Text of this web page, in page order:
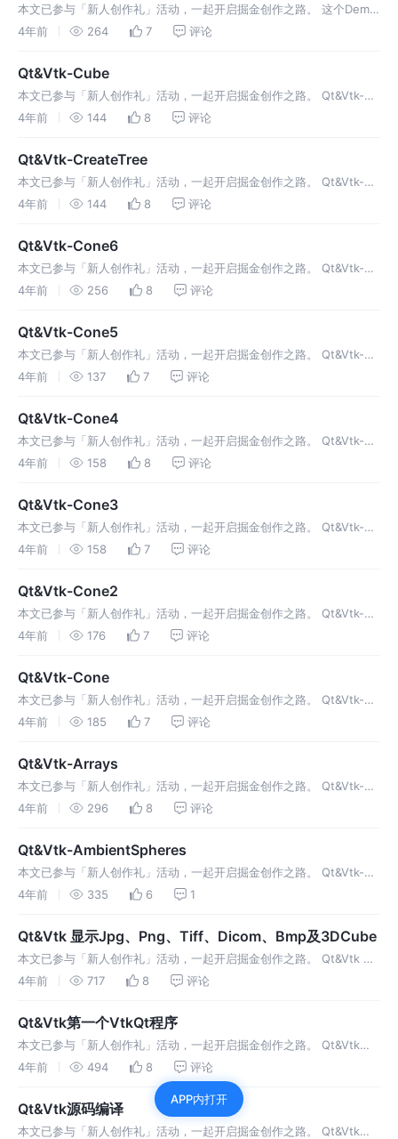
本文已参与「新人创作礼」活动，一起开启掘金创作之路。 这个Demo
已经拖了好久好久了，今天整理文章的时候，发现躲不过了呀，前面的
4年前 264 7 评论
Qt&Vtk-Cube
本文已参与「新人创作礼」活动，一起开启掘金创作之路。 Qt&Vtk-
Cube1 代码搬运1.1 cube.h1.2 cube.cpp2 运行效果★ 源码 ★
4年前 144 8 评论
Qt&Vtk-CreateTree
本文已参与「新人创作礼」活动，一起开启掘金创作之路。 Qt&Vtk-
CreateTree1 代码搬运1.1createtree.h1.2 createtree.cpp2 运行效果3
4年前 144 8 评论
Qt&Vtk-Cone6
本文已参与「新人创作礼」活动，一起开启掘金创作之路。 Qt&Vtk-
Cone61 代码搬运1.1 cone6.h1.2 cone6.cpp2 运行效果3 知识点3.1
4年前 256 8 评论
Qt&Vtk-Cone5
本文已参与「新人创作礼」活动，一起开启掘金创作之路。 Qt&Vtk-
Cone51 代码搬运1 cone5.h1.2 cone5.cpp2 运行效果2.1 需要调整函
4年前 137 7 评论
Qt&Vtk-Cone4
本文已参与「新人创作礼」活动，一起开启掘金创作之路。 Qt&Vtk-
Cone41 代码搬运1.1 cone4.h1.2 cone4.cpp2 运行效果3 知识点3.1
4年前 158 8 评论
Qt&Vtk-Cone3
本文已参与「新人创作礼」活动，一起开启掘金创作之路。 Qt&Vtk-
Cone31 代码搬运1.1 cone3.h1.2 cone3.cpp2 运行效果3 知识点★ 源
4年前 158 7 评论
Qt&Vtk-Cone2
本文已参与「新人创作礼」活动，一起开启掘金创作之路。 Qt&Vtk-
Cone21 代码搬运1.1 cone2.h1.2 cone2.cpp1.3 官方代码2 运行效果3
4年前 176 7 评论
Qt&Vtk-Cone
本文已参与「新人创作礼」活动，一起开启掘金创作之路。 Qt&Vtk-
Cone1 代码搬运1.1 cone.h1.2 Cone.cpp2 运行效果★ 源码 ★
4年前 185 7 评论
Qt&Vtk-Arrays
本文已参与「新人创作礼」活动，一起开启掘金创作之路。 Qt&Vtk-
Arrays1 基础工作1.1 新建界面设计师类1.2 放置一个QWidget并提升为
4年前 296 8 评论
Qt&Vtk-AmbientSpheres
本文已参与「新人创作礼」活动，一起开启掘金创作之路。 Qt&Vtk-
AmbientSpheres1 效果展示2源码2.1 ambientspheres.h2.2
4年前 335 6 1
Qt&Vtk 显示Jpg、Png、Tiff、Dicom、Bmp及3DCube
本文已参与「新人创作礼」活动，一起开启掘金创作之路。 Qt&Vtk 显
示Jpg、Png、Tiff、Dicom、Bmp及3DCube1 简单介绍2 使用
4年前 717 8 评论
Qt&Vtk第一个VtkQt程序
本文已参与「新人创作礼」活动，一起开启掘金创作之路。 Qt&Vtk第
一个VtkQt程序1 程序运行效果2 配置2.1 配置环境变量3 新建Qt工程
3.1 建立Qt Widgets Applicatio
4年前 494 8 评论
Qt&Vtk源码编译
本文已参与「新人创作礼」活动，一起开启掘金创作之路。 Qt&Vtk源
APP内打开